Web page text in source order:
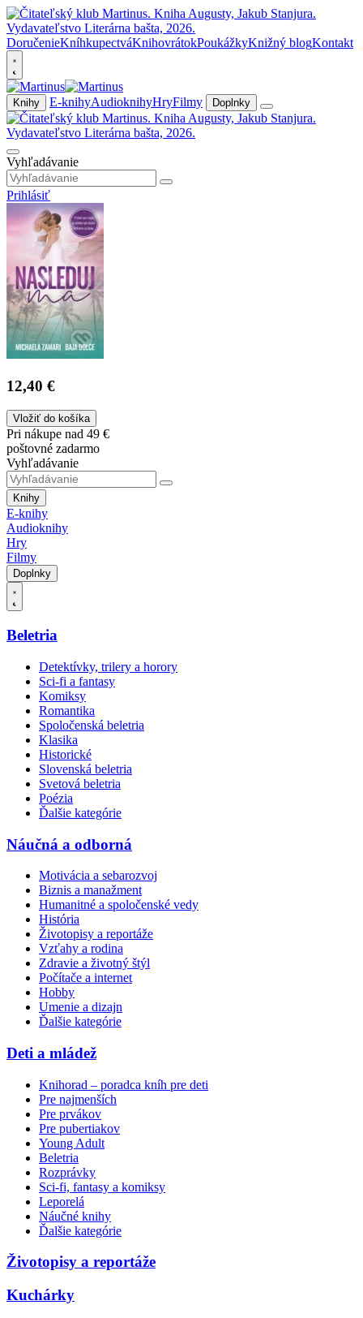
DoručenieKníhkupectváKnihovrátokPoukážkyKnižný blogKontakt
Knihy E-knihyAudioknihyHryFilmy Doplnky
Vyhľadávanie
Prihlásiť
12,40 €
Vložiť do košíka
Pri nákupe nad 49 €
poštovné zadarmo
Vyhľadávanie
Knihy
E-knihy
Audioknihy
Hry
Filmy
Doplnky
Beletria
Detektívky, trilery a horory
Sci-fi a fantasy
Komiksy
Romantika
Spoločenská beletria
Klasika
Historické
Slovenská beletria
Svetová beletria
Poézia
Ďalšie kategórie
Náučná a odborná
Motivácia a sebarozvoj
Biznis a manažment
Humanitné a spoločenské vedy
História
Životopisy a reportáže
Vzťahy a rodina
Zdravie a životný štýl
Počítače a internet
Hobby
Umenie a dizajn
Ďalšie kategórie
Deti a mládež
Knihorad – poradca kníh pre deti
Pre najmenších
Pre prvákov
Pre pubertiakov
Young Adult
Beletria
Rozprávky
Sci-fi, fantasy a komiksy
Leporelá
Náučné knihy
Ďalšie kategórie
Životopisy a reportáže
Kuchárky